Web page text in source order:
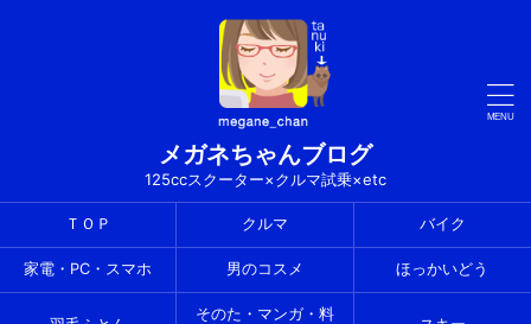
メガネちゃんブログ
125ccスクーター×クルマ試乗×etc
ＴＯＰ クルマ バイク
家電・PC・スマホ 男のコスメ ほっかいどう
そのた・マンガ・料